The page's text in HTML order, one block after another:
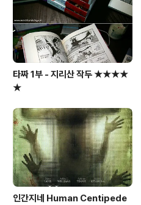
타짜 1부 - 지리산 작두 ★★★★
★
인간지네 Human Centipede